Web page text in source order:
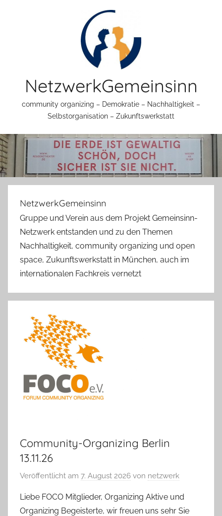
NetzwerkGemeinsinn
community organizing – Demokratie – Nachhaltigkeit –
Selbstorganisation – Zukunftswerkstatt
NetzwerkGemeinsinn
Gruppe und Verein aus dem Projekt Gemeinsinn-
Netzwerk entstanden und zu den Themen
Nachhaltigkeit, community organizing und open
space, Zukunftswerkstatt in München, auch im
internationalen Fachkreis vernetzt
Community-Organizing Berlin
13.11.26
Veröffentlicht am 7. August 2026 von netzwerk
Liebe FOCO Mitglieder, Organizing Aktive und
Organizing Begeisterte, wir freuen uns sehr Sie